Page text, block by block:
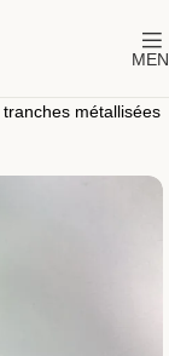
métallisées